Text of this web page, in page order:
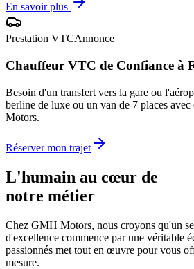
En savoir plus
Prestation VTCAnnonce
Chauffeur VTC de Confiance à
Besoin d'un transfert vers la gare ou
berline de luxe ou un van de 7 places
Motors.
Réserver mon trajet
L'humain au cœur de
notre métier
Chez GMH Motors, nous croyons qu'un
d'excellence commence par une véritable
passionnés met tout en œuvre pour vous
mesure.